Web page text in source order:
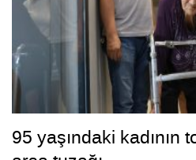
95 yaşındaki kadının